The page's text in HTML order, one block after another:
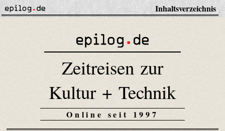
Inhaltsverzeichnis
Zeitreisen zur
Kultur + Technik
Online seit 1997